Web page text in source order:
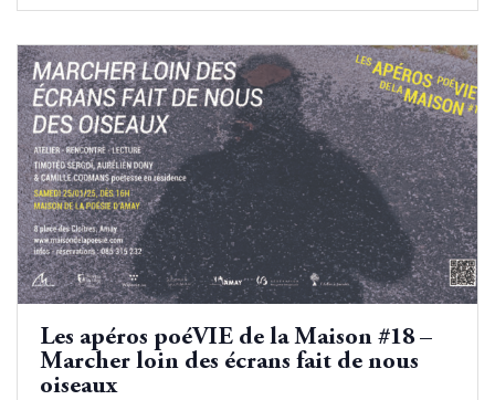
Les apéros poéVIE de la Maison #18 –
Marcher loin des écrans fait de nous
oiseaux